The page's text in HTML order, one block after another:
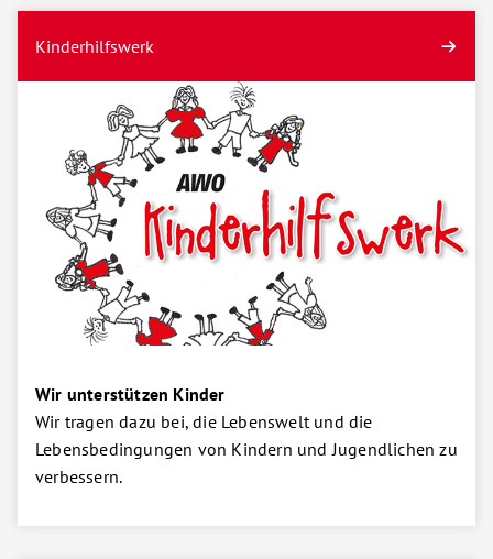
Kinderhilfswerk
Wir unterstützen Kinder
Wir tragen dazu bei, die Lebenswelt und die
Lebensbedingungen von Kindern und Jugendlichen zu
verbessern.